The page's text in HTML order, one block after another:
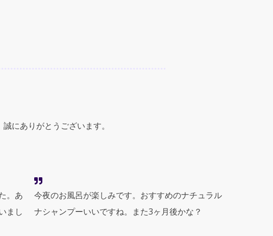
にありがとうございます。
。あ
まし
今夜のお風呂が楽しみです。おすすめのナチュラル
ナシャンプーいいですね。また3ヶ月後かな？